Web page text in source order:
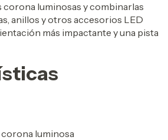
corona luminosas y combinarlas
anillos y otros accesorios LED
más impactante y una pista
luminosa